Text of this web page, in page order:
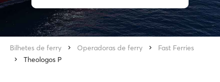
Bilhetes de ferry Operadoras de ferry
Fast Ferries
Theologos P